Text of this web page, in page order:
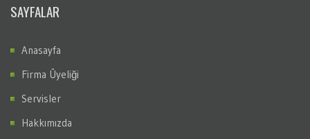
SAYFALAR
Anasayfa
Firma Üyeliği
Servisler
Hakkımızda